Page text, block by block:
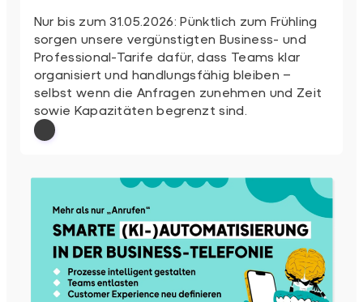
Nur bis zum 31.05.2026: Pünktlich zum Frühling
sorgen unsere vergünstigten Business- und
Professional-Tarife dafür, dass Teams klar
organisiert und handlungsfähig bleiben –
selbst wenn die Anfragen zunehmen und Zeit
sowie Kapazitäten begrenzt sind.